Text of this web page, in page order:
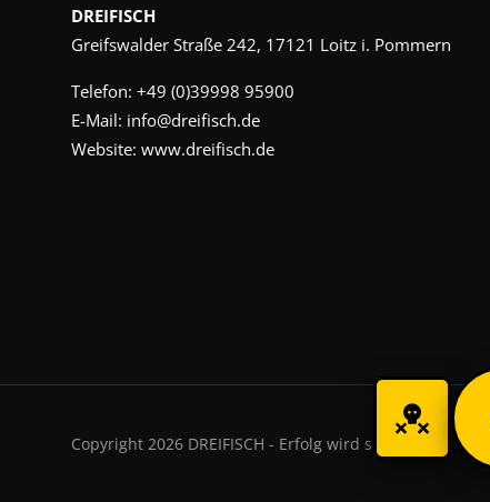
DREIFISCH
Greifswalder Straße 242, 17121 Loitz i. Pommern
Telefon: +49 (0)39998 95900
E-Mail: info@dreifisch.de
Website: www.dreifisch.de
Copyright 2026 DREIFISCH - Erfolg wird sichtbar.